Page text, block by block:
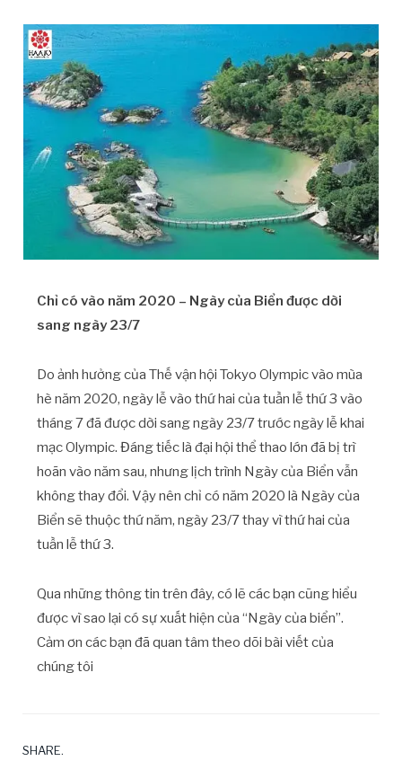
Chỉ có vào năm 2020 – Ngày của Biển được dời
sang ngày 23/7
Do ảnh hưởng của Thế vận hội Tokyo Olympic vào mùa
hè năm 2020, ngày lễ vào thứ hai của tuần lễ thứ 3 vào
tháng 7 đã được dời sang ngày 23/7 trước ngày lễ khai
mạc Olympic. Đáng tiếc là đại hội thể thao lớn đã bị trì
hoãn vào năm sau, nhưng lịch trình Ngày của Biển vẫn
không thay đổi. Vậy nên chỉ có năm 2020 là Ngày của
Biển sẽ thuộc thứ năm, ngày 23/7 thay vì thứ hai của
tuần lễ thứ 3.
Qua những thông tin trên đây, có lẽ các bạn cũng hiểu
được vì sao lại có sự xuất hiện của “Ngày của biển”.
Cảm ơn các bạn đã quan tâm theo dõi bài viết của
chúng tôi
SHARE.